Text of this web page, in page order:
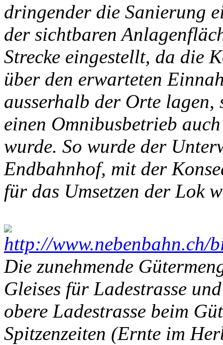
dringender die Sanierung
der sichtbaren
Strecke eingestellt, da die
über den erwarteten
ausserhalb der Orte lagen,
einen Omnibusbetrieb
wurde. So wurde der
Endbahnhof, mit der
für das Umsetzen der Lok
Die zunehmende
Gleises für Ladestrasse
obere Ladestrasse beim
Spitzenzeiten (Ernte im